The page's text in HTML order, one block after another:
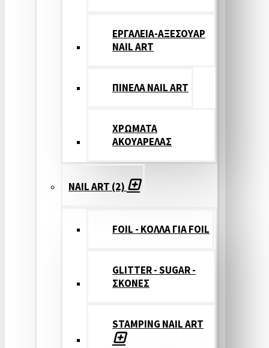
ΕΡΓΑΛΕΙΑ-ΑΞΕΣΟΥΑΡ
NAIL ART
ΠΙΝΕΛΑ NAIL ART
ΧΡΩΜΑΤΑ
ΑΚΟΥΑΡΕΛΑΣ
NAIL ART (2)
FOIL - ΚΟΛΛΑ ΓΙΑ FOIL
GLITTER - SUGAR -
ΣΚΟΝΕΣ
STAMPING NAIL ART